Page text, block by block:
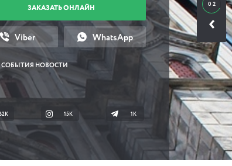
0 2
ЗАКАЗАТЬ ОНЛАЙН
Viber WhatsApp
НОВОСТИ
15K 1К